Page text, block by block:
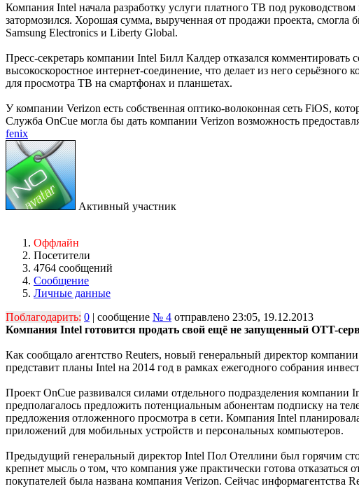
Компания Intel начала разработку услуги платного ТВ под
затормозился. Хорошая сумма, вырученная от продажи проекта,
Samsung Electronics и Liberty Global.
Пресс-секретарь компании Intel Билл Калдер отказался
высокоскоростное интернет-соединение, что делает из него
для просмотра ТВ на смартфонах и планшетах.
У компании Verizon есть собственная оптико-волоконная сеть FiOS,
Служба OnCue могла бы дать компании Verizon возможность
fenix
Активный участник
Оффлайн
Посетители
4764 сообщений
Сообщение
Личные данные
Поблагодарить: 0 | сообщение № 4 отправлено 23:05, 19.12.2013
Компания Intel готовится продать свой ещё не запущенный OTT-
Как сообщало агентство Reuters, новый генеральный директор
представит планы Intel на 2014 год в рамках ежегодного собрания
Проект OnCue развивался силами отдельного подразделения
предполагалось предложить потенциальным абонентам подписку на
предложения отложенного просмотра в сети. Компания Intel
приложений для мобильных устройств и персональных компьютеров.
Предыдущий генеральный директор Intel Пол Отеллини был горячим
крепнет мысль о том, что компания уже практически готова
покупателей была названа компания Verizon. Сейчас информагентства